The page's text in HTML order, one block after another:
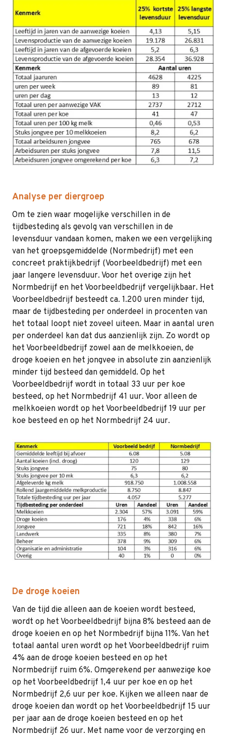
Analyse per diergroep
Om te zien waar mogelijke verschillen in de
tijdbesteding als gevolg van verschillen in de
levensduur vandaan komen, maken we een vergelijking
van het groepsgemiddelde (Normbedrijf) met een
concreet praktijkbedrijf (Voorbeeldbedrijf) met een
jaar langere levensduur. Voor het overige zijn het
Normbedrijf en het Voorbeeldbedrijf vergelijkbaar. Het
Voorbeeldbedrijf besteedt ca. 1.200 uren minder tijd,
maar de tijdbesteding per onderdeel in procenten van
het totaal loopt niet zoveel uiteen. Maar in aantal uren
per onderdeel kan dat dus aanzienlijk zijn. Zo wordt op
het Voorbeeldbedrijf zowel aan de melkkoeien, de
droge koeien en het jongvee in absolute zin aanzienlijk
minder tijd besteed dan gemiddeld. Op het
Voorbeeldbedrijf wordt in totaal 33 uur per koe
besteed, op het Normbedrijf 41 uur. Voor alleen de
melkkoeien wordt op het Voorbeeldbedrijf 19 uur per
koe besteed en op het Normbedrijf 24 uur.
De droge koeien
Van de tijd die alleen aan de koeien wordt besteed,
wordt op het Voorbeeldbedrijf bijna 8% besteed aan de
droge koeien en op het Normbedrijf bijna 11%. Van het
totaal aantal uren wordt op het Voorbeeldbedrijf ruim
4% aan de droge koeien besteed en op het
Normbedrijf ruim 6%. Omgerekend per aanwezige koe
op het Voorbeeldbedrijf 1,4 uur per koe en op het
Normbedrijf 2,6 uur per koe. Kijken we alleen naar de
droge koeien dan wordt op het Voorbeeldbedrijf 15 uur
per jaar aan de droge koeien besteed en op het
Normbedrijf 26 uur. Met name voor de verzorging en